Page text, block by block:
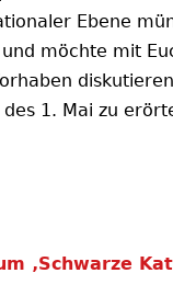
Ebene
möchte mit
1. Mai zu
‚Schwarze